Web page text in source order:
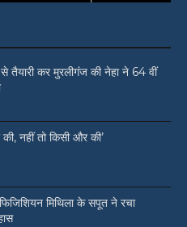
तैयारी कर मुरलीगंज की नेहा ने 64 वीं
नहीं तो किसी और की’
मिथिला के सपूत ने रचा